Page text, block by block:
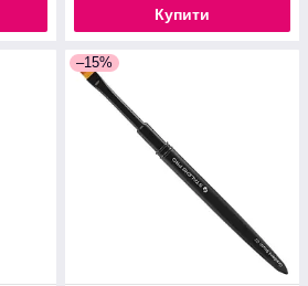
Купити
–15%